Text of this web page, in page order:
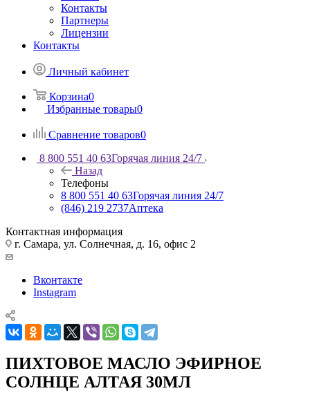
Контакты
Партнеры
Лицензии
Контакты
Личный кабинет
Корзина0
Избранные товары0
Сравнение товаров0
8 800 551 40 63Горячая линия 24/7
Назад
Телефоны
8 800 551 40 63Горячая линия 24/7
(846) 219 2737Аптека
Контактная информация
г. Самара, ул. Солнечная, д. 16, офис 2
Вконтакте
Instagram
ПИХТОВОЕ МАСЛО ЭФИРНОЕ
СОЛНЦЕ АЛТАЯ 30МЛ